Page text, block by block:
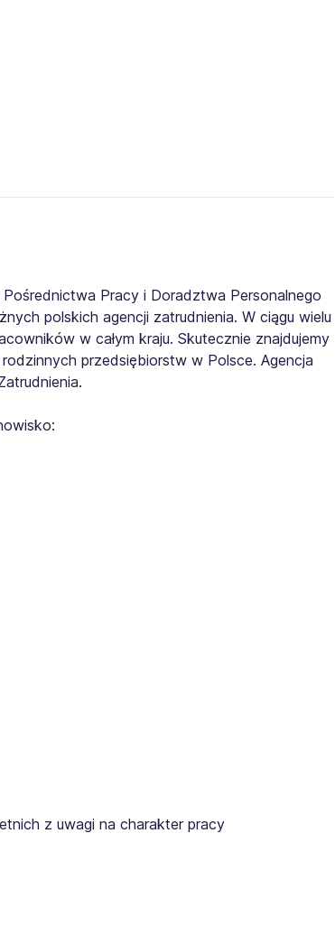
Pracy i Doradztwa Personalnego
polskich agencji zatrudnienia. W ciągu wielu
w całym kraju. Skutecznie znajdujemy
przedsiębiorstw w Polsce. Agencja
z uwagi na charakter pracy